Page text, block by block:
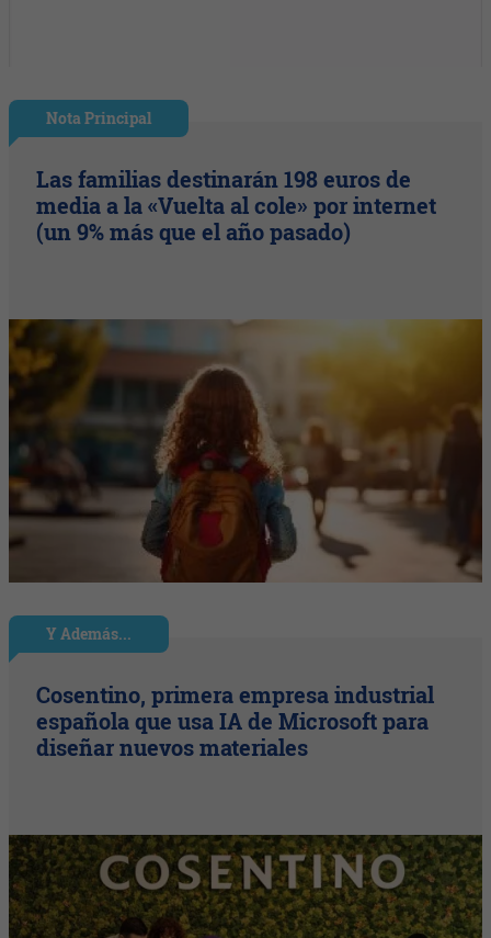
Nota Principal
Las familias destinarán 198 euros de
media a la «Vuelta al cole» por internet
(un 9% más que el año pasado)
Y Además...
Cosentino, primera empresa industrial
española que usa IA de Microsoft para
diseñar nuevos materiales